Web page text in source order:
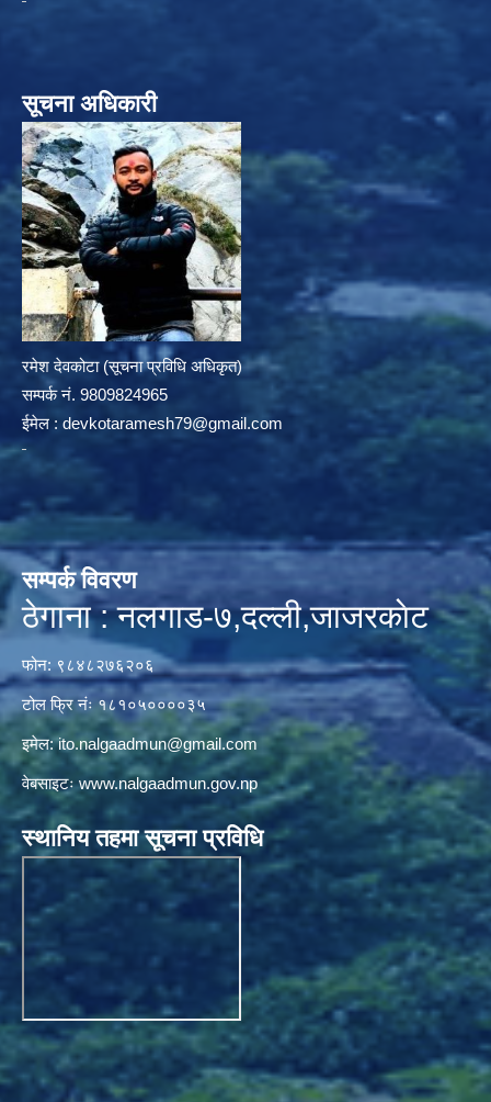
सूचना अधिकारी
रमेश देवकोटा (सूचना प्रविधि अधिकृत)
सम्पर्क न‌ं. 9809824965
ईमेल : devkotaramesh79@gmail.com
सम्पर्क विवरण
ठेगाना : नलगाड-७,दल्ली,जाजरकाेट
फोन: ९८४८२७६२०६
टोल फ्रि नंः १८१०५००००३५
इमेल:ito.nalgaadmun@gmail.com
वेबसाइटःwww.nalgaadmun.gov.np
स्थानिय तहमा सूचना प्रविधि